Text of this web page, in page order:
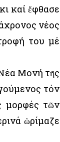
καί ἔφθασε
νέος
του μέ
Μονή τῆς
τόν
μορφές τῶν
ὡρίμαζε